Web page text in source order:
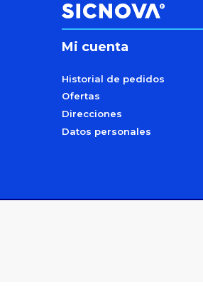
Mi cuenta
Historial de pedidos
Ofertas
Direcciones
Datos personales